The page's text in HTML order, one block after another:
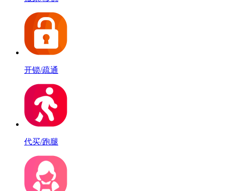
开锁/疏通
代买/跑腿